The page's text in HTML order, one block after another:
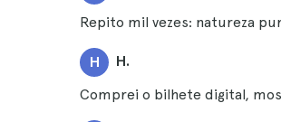
Repito mil vezes: natureza
H H.
Comprei o bilhete digital,